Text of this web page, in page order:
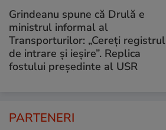
Grindeanu spune că Drulă e
ministrul informal al
Transporturilor: „Cereți registrul
de intrare și ieșire”. Replica
fostului președinte al USR
PARTENERI